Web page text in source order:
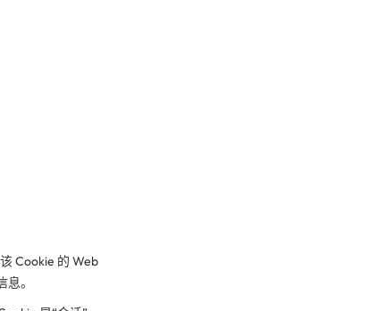
Cookie 的 Web
。